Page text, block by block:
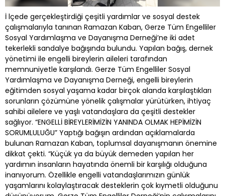
İ lçede gerçekleştirdiği çeşitli yardımlar ve sosyal destek
çalışmalarıyla tanınan Ramazan Kaban, Gerze Tüm Engelliler
Sosyal Yardımlaşma ve Dayanışma Derneği’ne iki adet
tekerlekli sandalye bağışında bulundu. Yapılan bağış, dernek
yönetimi ile engelli bireylerin aileleri tarafından
memnuniyetle karşılandı. Gerze Tüm Engelliler Sosyal
Yardımlaşma ve Dayanışma Derneği, engelli bireylerin
eğitimden sosyal yaşama kadar birçok alanda karşılaştıkları
sorunların çözümüne yönelik çalışmalar yürütürken, ihtiyaç
sahibi ailelere ve yaşlı vatandaşlara da çeşitli destekler
sağlıyor. “ENGELLİ BİREYLERİMİZİN YANINDA OLMAK HEPİMİZİN
SORUMLULUĞU” Yaptığı bağışın ardından açıklamalarda
bulunan Ramazan Kaban, toplumsal dayanışmanın önemine
dikkat çekti. “Küçük ya da büyük demeden yapılan her
yardımın insanların hayatında önemli bir karşılığı olduğuna
inanıyorum. Özellikle engelli vatandaşlarımızın günlük
yaşamlarını kolaylaştıracak desteklerin çok kıymetli olduğunu